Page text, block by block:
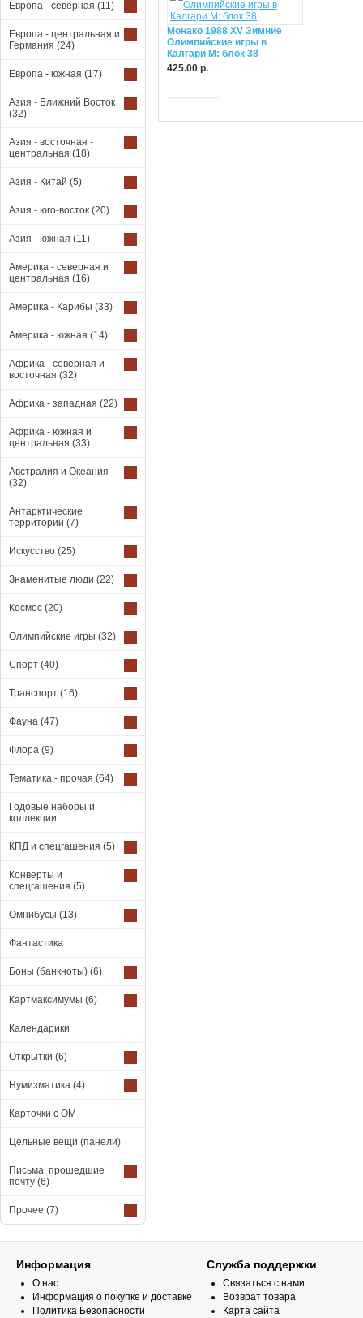
Европа - северная (11)
Европа - центральная и
Германия (24)
Европа - южная (17)
Азия - Ближний Восток
(32)
Азия - восточная -
центральная (18)
Азия - Китай (5)
Азия - юго-восток (20)
Азия - южная (11)
Америка - северная и
центральная (16)
Америка - Карибы (33)
Америка - южная (14)
Африка - северная и
восточная (32)
Африка - западная (22)
Африка - южная и
центральная (33)
Австралия и Океания
(32)
Антарктические
территории (7)
Искусство (25)
Знаменитые люди (22)
Космос (20)
Олимпийские игры (32)
Спорт (40)
Транспорт (16)
Фауна (47)
Флора (9)
Тематика - прочая (64)
Годовые наборы и
коллекции
КПД и спецгашения (5)
Конверты и
спецгашения (5)
Омнибусы (13)
Фантастика
Боны (банкноты) (6)
Картмаксимумы (6)
Календарики
Открытки (6)
Нумизматика (4)
Карточки с ОМ
Цельные вещи (панели)
Письма, прошедшие
почту (6)
Прочее (7)
Монако 1988 XV Зимние
Олимпийские игры в
Калгари М: блок 38
425.00 р.
Информация
О нас
Информация о покупке и доставке
Политика Безопасности
Служба поддержки
Связаться с нами
Возврат товара
Карта сайта